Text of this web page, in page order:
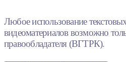
Любое использование
видеоматериалов возможно
правообладателя (ВГТРК).